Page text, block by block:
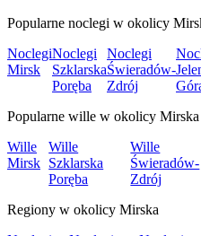
Popularne noclegi w okolicy
Noclegi
Mirsk
Noclegi
Szklarska
Poręba
Noclegi
Świeradów-
Zdrój
Popularne wille w okolicy Mirska
Wille
Mirsk
Wille
Szklarska
Poręba
Wille
Świeradów-
Zdrój
Regiony w okolicy Mirska